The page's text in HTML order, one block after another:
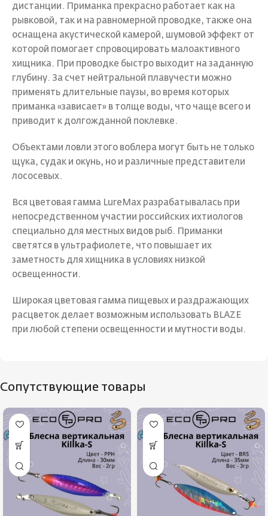
дистанции. Приманка прекрасно работает как на
рывковой, так и на равномерной проводке, также она
оснащена акустической камерой, шумовой эффект от
которой помогает спровоцировать малоактивного
хищника. При проводке быстро выходит на заданную
глубину. За счет нейтральной плавучести можно
применять длительные паузы, во время которых
приманка «зависает» в толще воды, что чаще всего и
приводит к долгожданной поклевке.
Объектами ловли этого воблера могут быть не только
щука, судак и окунь, но и различные представители
лососевых.
Вся цветовая гамма LureMax разрабатывалась при
непосредственном участии российских ихтиологов
специально для местных видов рыб. Приманки
светятся в ультрафиолете, что повышает их
заметность для хищника в условиях низкой
освещенности.
Широкая цветовая гамма пищевых и раздражающих
расцветок делает возможным использовать BLAZE
при любой степени освещенности и мутности воды.
Сопутствующие товары